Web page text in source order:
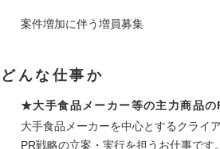
案件増加に伴う増員募集
どんな仕事か
★大手食品メーカー等の主力商品の
大手食品メーカーを中心とするクライ
PR戦略の立案・実行を担うお仕事です。